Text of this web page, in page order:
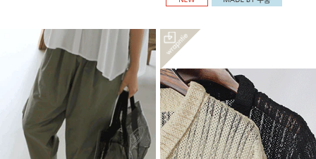
기통팬츠! 허리밴딩과 여유로운 통으로 편안해